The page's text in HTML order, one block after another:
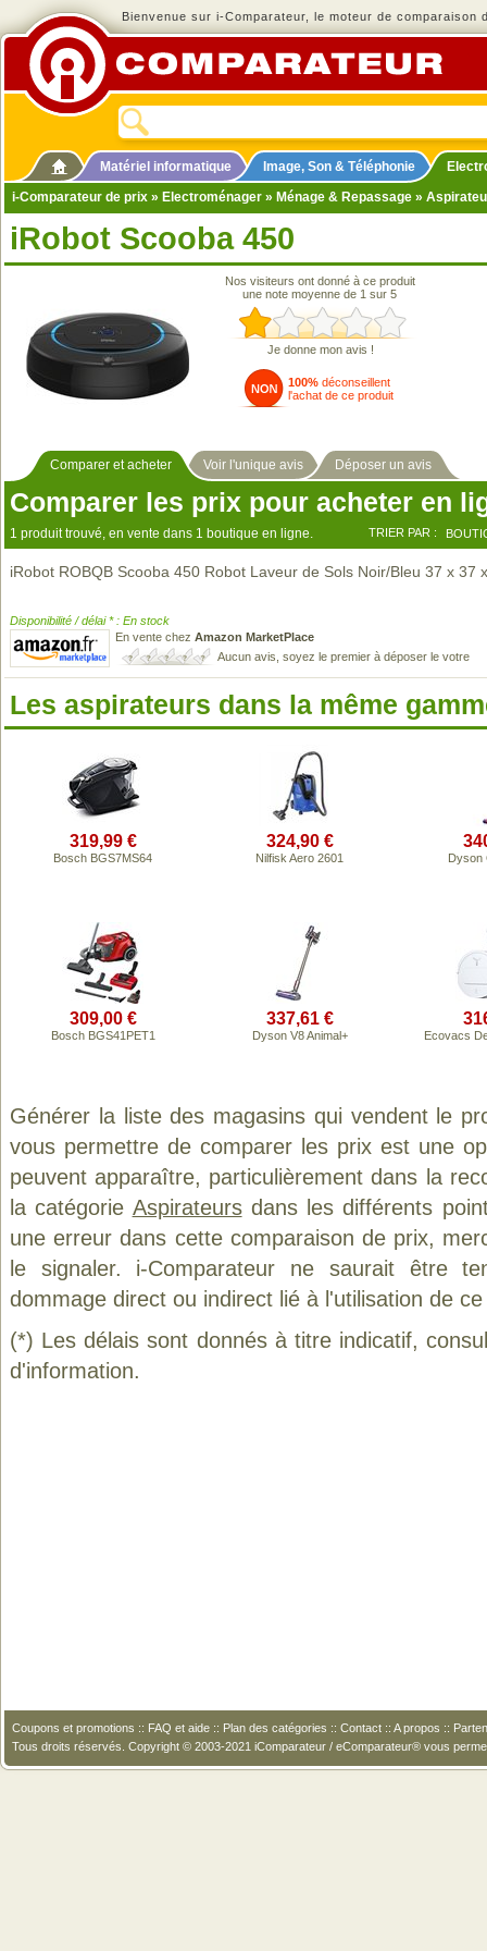
Bienvenue sur i-Comparateur, le moteur de comparaison
Matériel informatique Image, Son & Téléphonie
i-Comparateur de prix » Electroménager » Ménage & Repassage »
iRobot Scooba 450
Nos visiteurs ont donné à ce produit
une note moyenne de 1 sur 5
Je donne mon avis !
100% déconseillent
l'achat de ce produit
Comparer et acheter Voir l'unique avis Déposer un avis
Comparer les prix pour acheter en
1 produit trouvé, en vente dans 1 boutique en ligne. TRIER PAR :
iRobot ROBQB Scooba 450 Robot Laveur de Sols Noir/Bleu 37 x 37
Disponibilité / délai * : En stock
En vente chez Amazon MarketPlace
Aucun avis, soyez le premier à déposer le votre
Les aspirateurs dans la même
319,99 €
Bosch BGS7MS64
324,90 €
Nilfisk Aero 2601 Dyson
309,00 €
Bosch BGS41PET1
337,61 €
Dyson V8 Animal+ Ecovacs
Générer la liste des magasins qui vendent le
vous permettre de comparer les prix est une
peuvent apparaître, particulièrement dans la
la catégorie Aspirateursdans les différents
une erreur dans cette comparaison de prix,
le signaler. i-Comparateur ne saurait être
dommage direct ou indirect lié à l'utilisation de
(*) Les délais sont donnés à titre indicatif,
d'information.
Coupons et promotions :: FAQ et aide :: Plan des catégories :: Contact :: A propos ::
Tous droits réservés. Copyright © 2003-2021 iComparateur / eComparateur® vous